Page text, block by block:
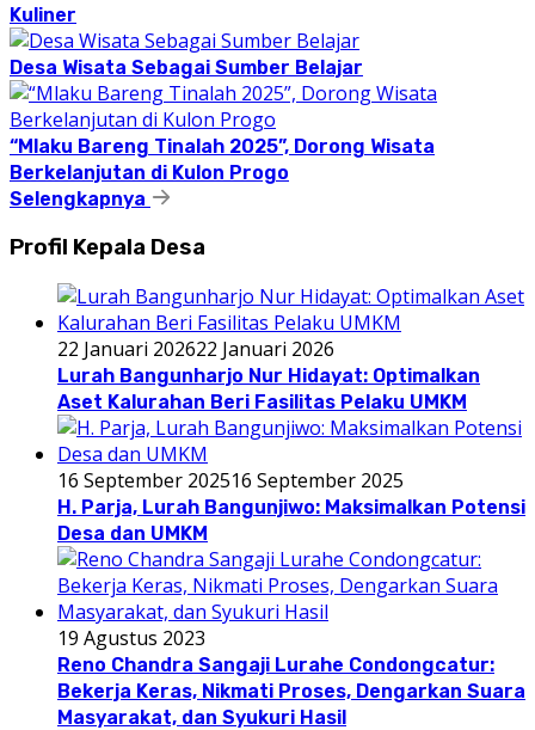
Kuliner
Desa Wisata Sebagai Sumber Belajar
“Mlaku Bareng Tinalah 2025”, Dorong Wisata
Berkelanjutan di Kulon Progo
Selengkapnya
Profil Kepala Desa
22 Januari 202622 Januari 2026
Lurah Bangunharjo Nur Hidayat: Optimalkan
Aset Kalurahan Beri Fasilitas Pelaku UMKM
16 September 202516 September 2025
H. Parja, Lurah Bangunjiwo: Maksimalkan Potensi
Desa dan UMKM
19 Agustus 2023
Reno Chandra Sangaji Lurahe Condongcatur:
Bekerja Keras, Nikmati Proses, Dengarkan Suara
Masyarakat, dan Syukuri Hasil